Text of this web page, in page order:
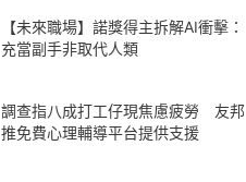
【未來職場】諾獎得主拆解AI衝擊：
充當副手非取代人類
調查指八成打工仔現焦慮疲勞 友邦
推免費心理輔導平台提供支援